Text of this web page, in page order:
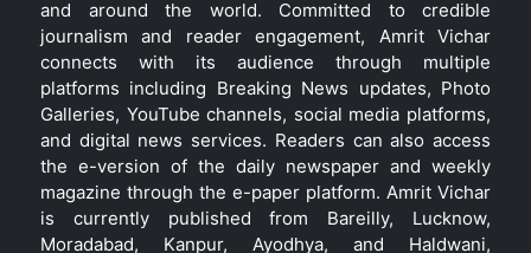
and around the world. Committed to credible
journalism and reader engagement, Amrit Vichar
connects with its audience through multiple
platforms including Breaking News updates, Photo
Galleries, YouTube channels, social media platforms,
and digital news services. Readers can also access
the e-version of the daily newspaper and weekly
magazine through the e-paper platform. Amrit Vichar
is currently published from Bareilly, Lucknow,
Moradabad, Kanpur, Ayodhya, and Haldwani,